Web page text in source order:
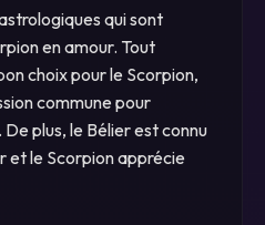
qui sont
en amour. Tout
choix pour le Scorpion,
commune pour
plus, le Bélier est connu
le Scorpion apprécie